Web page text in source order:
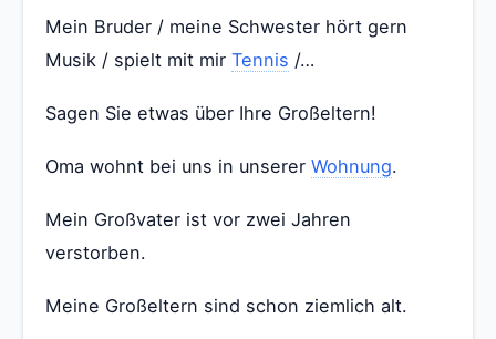
Mein Bruder / meine Schwester hört gern
Musik / spielt mit mir Tennis /…
Sagen Sie etwas über Ihre Großeltern!
Oma wohnt bei uns in unserer Wohnung.
Mein Großvater ist vor zwei Jahren
verstorben.
Meine Großeltern sind schon ziemlich alt.